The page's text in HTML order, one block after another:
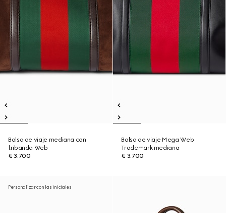
Bolsa de viaje mediana con
tribanda Web
€ 3.700
Bolsa de viaje Mega Web
Trademark mediana
€ 3.700
Personalizar con las iniciales